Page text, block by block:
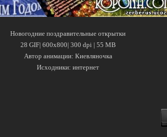
Новогодние поздравительные открытки
28 GIF| 600x800| 300 dpi | 55 MB
Автор анимации: Киевляночка
Исходники: интернет